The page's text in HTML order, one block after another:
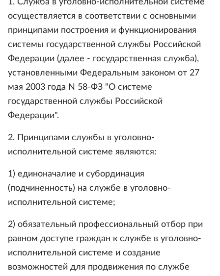
1. Служба в уголовно-исполнительной системе
осуществляется в соответствии с основными
принципами построения и функционирования
системы государственной службы Российской
Федерации (далее - государственная служба),
установленными Федеральным законом от 27
мая 2003 года N 58-ФЗ "О системе
государственной службы Российской
Федерации".
2. Принципами службы в уголовно-
исполнительной системе являются:
1) единоначалие и субординация
(подчиненность) на службе в уголовно-
исполнительной системе;
2) обязательный профессиональный отбор при
равном доступе граждан к службе в уголовно-
исполнительной системе и создание
возможностей для продвижения по службе